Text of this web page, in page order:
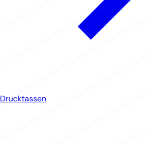
Drucktassen